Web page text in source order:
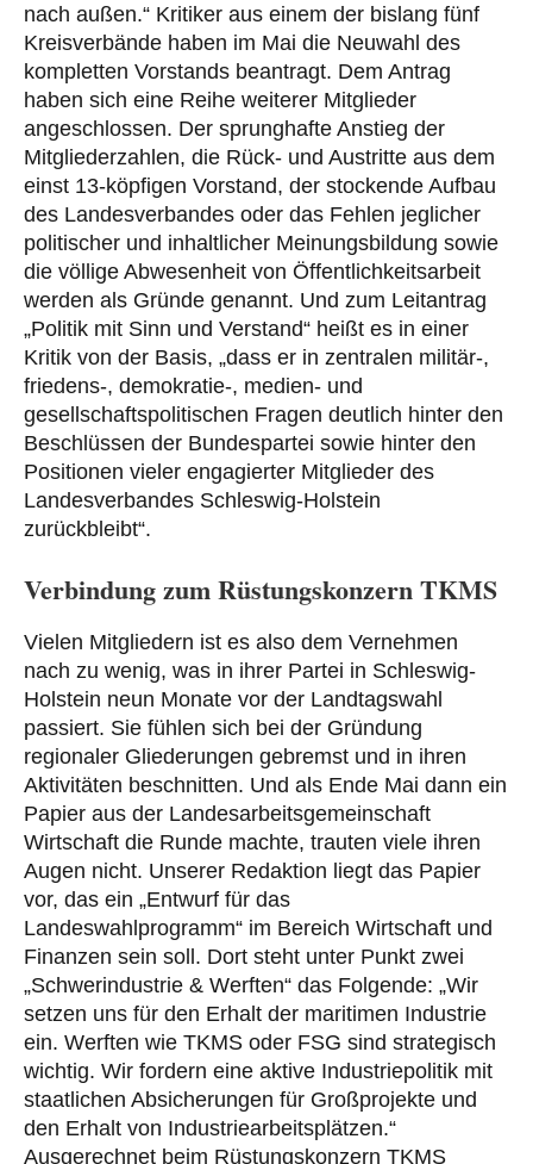
nach außen.“ Kritiker aus einem der bislang fünf
Kreisverbände haben im Mai die Neuwahl des
kompletten Vorstands beantragt. Dem Antrag
haben sich eine Reihe weiterer Mitglieder
angeschlossen. Der sprunghafte Anstieg der
Mitgliederzahlen, die Rück- und Austritte aus dem
einst 13-köpfigen Vorstand, der stockende Aufbau
des Landesverbandes oder das Fehlen jeglicher
politischer und inhaltlicher Meinungsbildung sowie
die völlige Abwesenheit von Öffentlichkeitsarbeit
werden als Gründe genannt. Und zum Leitantrag
„Politik mit Sinn und Verstand“ heißt es in einer
Kritik von der Basis, „dass er in zentralen militär-,
friedens-, demokratie-, medien- und
gesellschaftspolitischen Fragen deutlich hinter den
Beschlüssen der Bundespartei sowie hinter den
Positionen vieler engagierter Mitglieder des
Landesverbandes Schleswig-Holstein
zurückbleibt“.
Verbindung zum Rüstungskonzern TKMS
Vielen Mitgliedern ist es also dem Vernehmen
nach zu wenig, was in ihrer Partei in Schleswig-
Holstein neun Monate vor der Landtagswahl
passiert. Sie fühlen sich bei der Gründung
regionaler Gliederungen gebremst und in ihren
Aktivitäten beschnitten. Und als Ende Mai dann ein
Papier aus der Landesarbeitsgemeinschaft
Wirtschaft die Runde machte, trauten viele ihren
Augen nicht. Unserer Redaktion liegt das Papier
vor, das ein „Entwurf für das
Landeswahlprogramm“ im Bereich Wirtschaft und
Finanzen sein soll. Dort steht unter Punkt zwei
„Schwerindustrie & Werften“ das Folgende: „Wir
setzen uns für den Erhalt der maritimen Industrie
ein. Werften wie TKMS oder FSG sind strategisch
wichtig. Wir fordern eine aktive Industriepolitik mit
staatlichen Absicherungen für Großprojekte und
den Erhalt von Industriearbeitsplätzen.“
Ausgerechnet beim Rüstungskonzern TKMS